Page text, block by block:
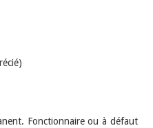
Fonctionnaire ou à défaut